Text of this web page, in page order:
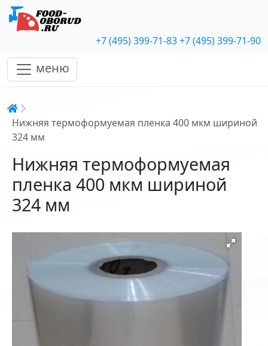
+7 (495) 399-71-83+7 (495) 399-71-90
меню
Строка навигации
Нижняя термоформуемая пленка 400 мкм шириной
324 мм
Нижняя термоформуемая
пленка 400 мкм шириной
324 мм